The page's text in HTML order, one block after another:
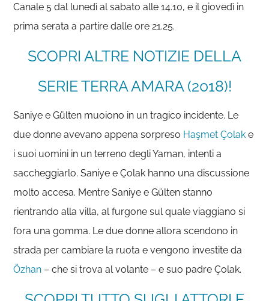
Canale 5 dal lunedì al sabato alle 14.10, e il giovedì in
prima serata a partire dalle ore 21.25.
SCOPRI ALTRE NOTIZIE DELLA
SERIE TERRA AMARA (2018)!
Saniye e Gülten muoiono in un tragico incidente. Le
due donne avevano appena sorpreso HaşmetÇolak e
i suoi uomini in un terreno degli Yaman, intenti a
saccheggiarlo. Saniye e Çolak hanno una discussione
molto accesa. Mentre Saniye e Gülten stanno
rientrando alla villa, al furgone sul quale viaggiano si
fora una gomma. Le due donne allora scendono in
strada per cambiare la ruota e vengono investite da
Özhan – che si trova al volante – e suo padre Çolak.